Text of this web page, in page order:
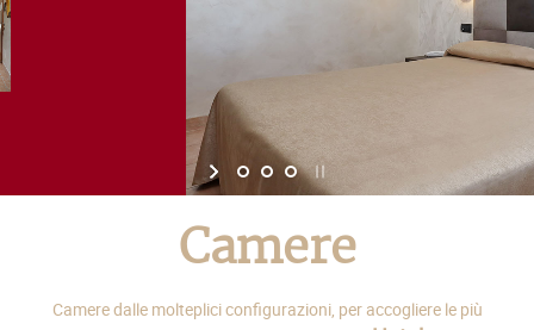
Camere
Camere dalle molteplici configurazioni, per accogliere le più